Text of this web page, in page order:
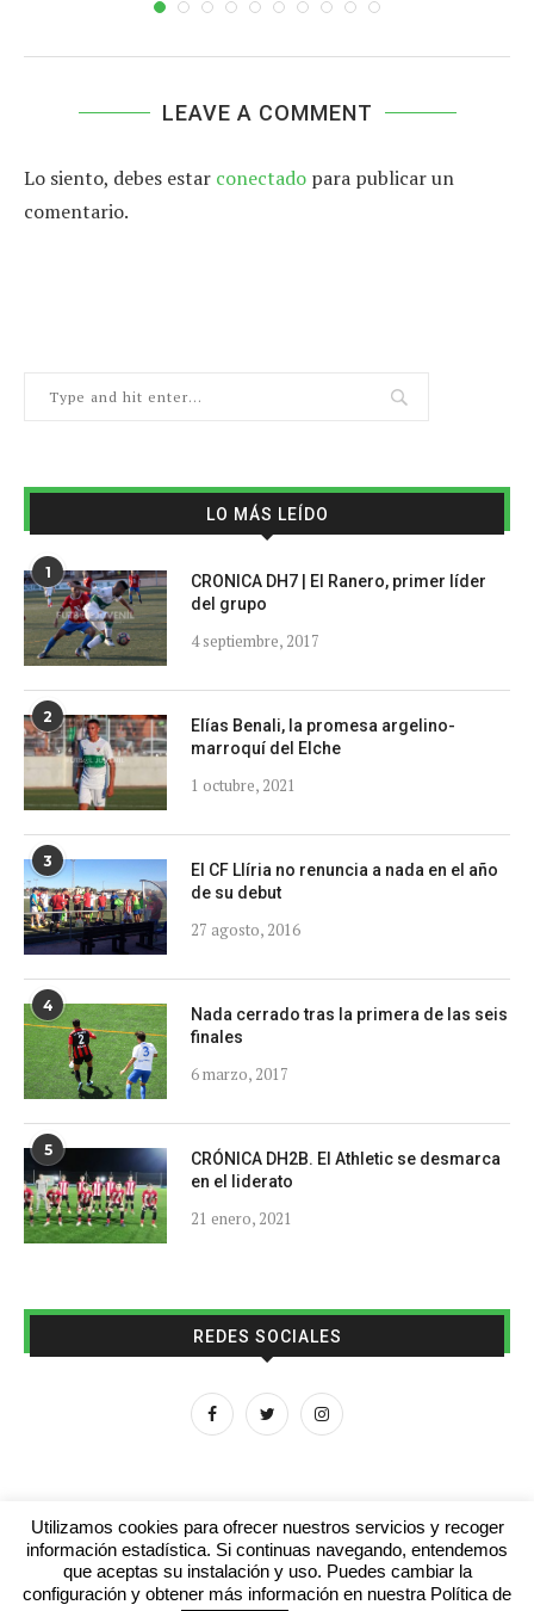
LEAVE A COMMENT
Lo siento, debes estar conectado para publicar un
comentario.
LO MÁS LEÍDO
1
CRONICA DH7 | El Ranero, primer líder
del grupo
4 septiembre, 2017
2
Elías Benali, la promesa argelino-
marroquí del Elche
1 octubre, 2021
3
El CF Llíria no renuncia a nada en el año
de su debut
27 agosto, 2016
4
Nada cerrado tras la primera de las seis
finales
6 marzo, 2017
5
CRÓNICA DH2B. El Athletic se desmarca
en el liderato
21 enero, 2021
REDES SOCIALES
Aviso legal Contacto Colabora con nosotros
Utilizamos cookies para ofrecer nuestros servicios y recoger
información estadística. Si continuas navegando, entendemos
que aceptas su instalación y uso. Puedes cambiar la
configuración y obtener más información en nuestra Política de